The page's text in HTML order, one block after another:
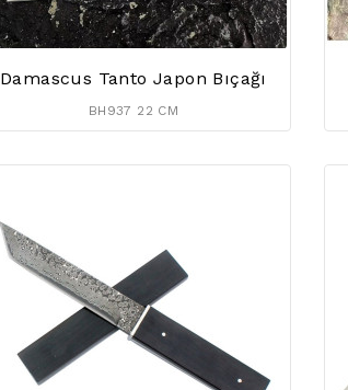
Damascus Tanto Japon Bıçağı
BH937 22 CM